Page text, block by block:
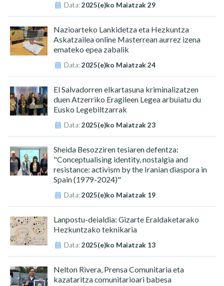
Data:2025(e)ko Maiatzak 29
Nazioarteko Lankidetza eta Hezkuntza
Askatzailea online Masterrean aurrez izena
emateko epea zabalik
Data:2025(e)ko Maiatzak 24
El Salvadorren elkartasuna kriminalizatzen
duen Atzerriko Eragileen Legea arbuiatu du
Eusko Legebiltzarrak
Data:2025(e)ko Maiatzak 23
Sheida Besozziren tesiaren defentza:
"Conceptualising identity, nostalgia and
resistance: activism by the Iranian diaspora in
Spain (1979-2024)"
Data:2025(e)ko Maiatzak 19
Lanpostu-deialdia: Gizarte Eraldaketarako
Hezkuntzako teknikaria
Data:2025(e)ko Maiatzak 13
Nelton Rivera, Prensa Comunitaria eta
kazataritza comunitarioari babesa